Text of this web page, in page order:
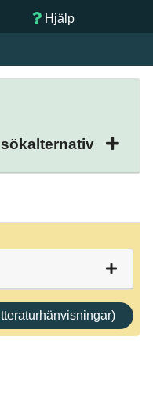
Hjälp